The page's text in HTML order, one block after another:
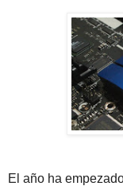
El año ha